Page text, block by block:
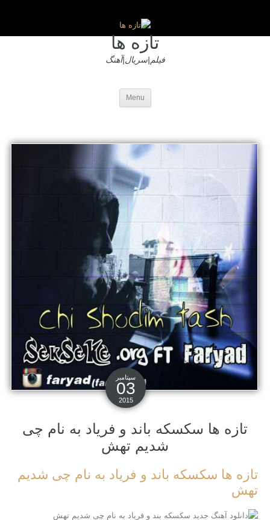
تازه ها
فیلم|سریال|آهنگ
Menu
سپتامبر
03
2015
تازه ها سکسکه باند و فریاد به نام چی
شدیم تهش
تازه ها سکسکه باند و فریاد به نام چی شدیم
تهش